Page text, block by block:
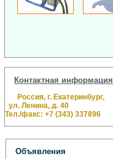
Контактная информация
Россия, г. Екатеринбург,
ул. Ленина, д. 40
Тел./факс: +7 (343) 337896
Объявления